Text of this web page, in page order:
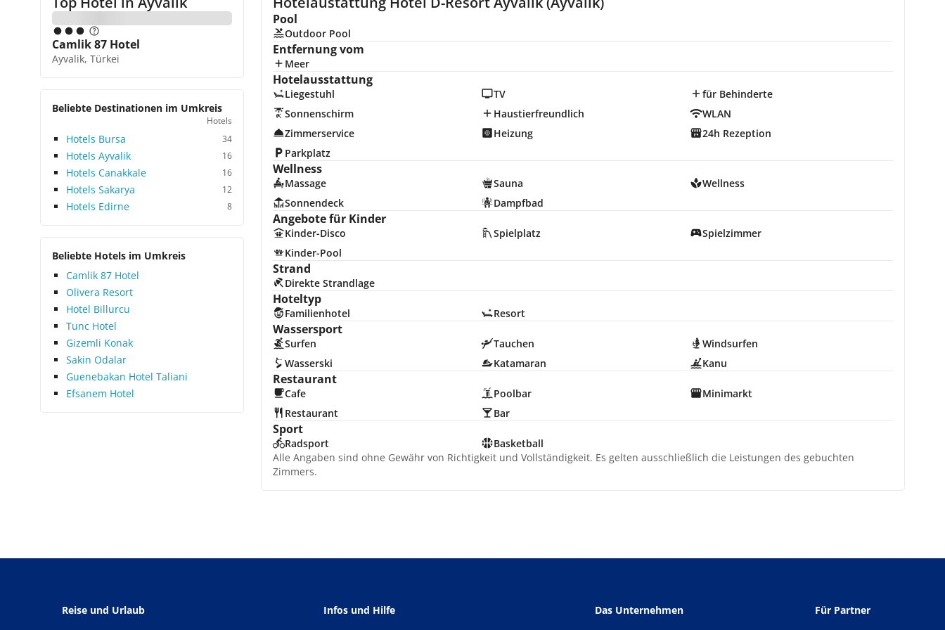
Camlik 87 Hotel
Ayvalik, Türkei
Beliebte Destinationen im Umkreis
Hotels
Hotels Bursa 34
Hotels Ayvalik 16
Hotels Canakkale 16
Hotels Sakarya 12
Hotels Edirne 8
Beliebte Hotels im Umkreis
Camlik 87 Hotel
Olivera Resort
Hotel Billurcu
Tunc Hotel
Gizemli Konak
Sakin Odalar
Guenebakan Hotel Taliani
Efsanem Hotel
Pool
Outdoor Pool
Entfernung vom
Meer
Hotelausstattung
Liegestuhl TV
für Behinderte
Sonnenschirm
Haustierfreundlich
WLAN
Zimmerservice
Heizung
24h Rezeption
Parkplatz
Wellness
Massage Sauna
Wellness
Sonnendeck
Dampfbad
Angebote für Kinder
Kinder-Disco Spielplatz
Spielzimmer
Kinder-Pool
Strand
Direkte Strandlage
Hoteltyp
Familienhotel Resort
Wassersport
Surfen Tauchen
Windsurfen
Wasserski
Katamaran Kanu
Restaurant
Cafe Poolbar
Minimarkt
Restaurant
Bar
Sport
Radsport
Basketball
Alle Angaben sind ohne Gewähr von Richtigkeit und Vollständigkeit. Es gelten ausschließlich die Leistungen des gebuchten
Zimmers.
Reise und Urlaub Infos und Hilfe Das Unternehmen Für Partner